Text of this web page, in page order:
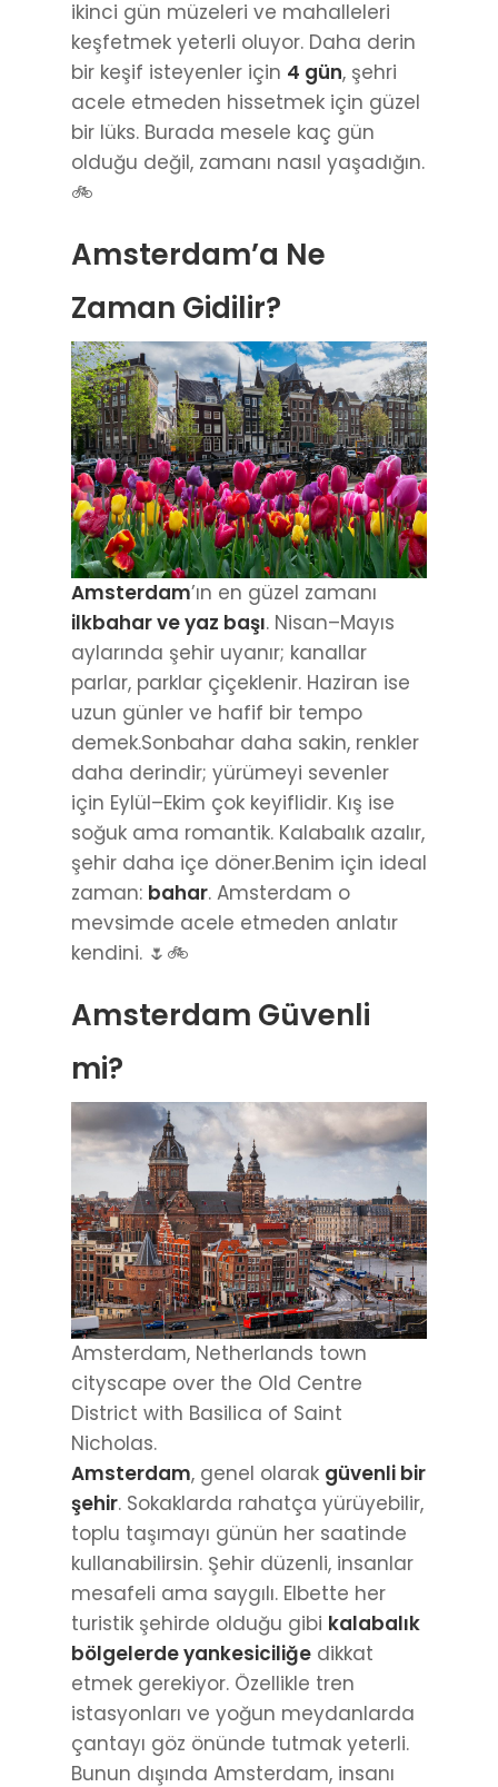
ikinci gün müzeleri ve mahalleleri
keşfetmek yeterli oluyor. Daha derin
bir keşif isteyenler için 4 gün, şehri
acele etmeden hissetmek için güzel
bir lüks. Burada mesele kaç gün
olduğu değil, zamanı nasıl yaşadığın.
🚲
Amsterdam’a Ne
Zaman Gidilir?
Amsterdam’ın en güzel zamanı
ilkbahar ve yaz başı. Nisan–Mayıs
aylarında şehir uyanır; kanallar
parlar, parklar çiçeklenir. Haziran ise
uzun günler ve hafif bir tempo
demek.Sonbahar daha sakin, renkler
daha derindir; yürümeyi sevenler
için Eylül–Ekim çok keyiflidir. Kış ise
soğuk ama romantik. Kalabalık azalır,
şehir daha içe döner.Benim için ideal
zaman: bahar. Amsterdam o
mevsimde acele etmeden anlatır
kendini. 🌷🚲
Amsterdam Güvenli
mi?
Amsterdam, Netherlands town
cityscape over the Old Centre
District with Basilica of Saint
Nicholas.
Amsterdam, genel olarak güvenli bir
şehir. Sokaklarda rahatça yürüyebilir,
toplu taşımayı günün her saatinde
kullanabilirsin. Şehir düzenli, insanlar
mesafeli ama saygılı. Elbette her
turistik şehirde olduğu gibi kalabalık
bölgelerde yankesiciliğe dikkat
etmek gerekiyor. Özellikle tren
istasyonları ve yoğun meydanlarda
çantayı göz önünde tutmak yeterli.
Bunun dışında Amsterdam, insanı